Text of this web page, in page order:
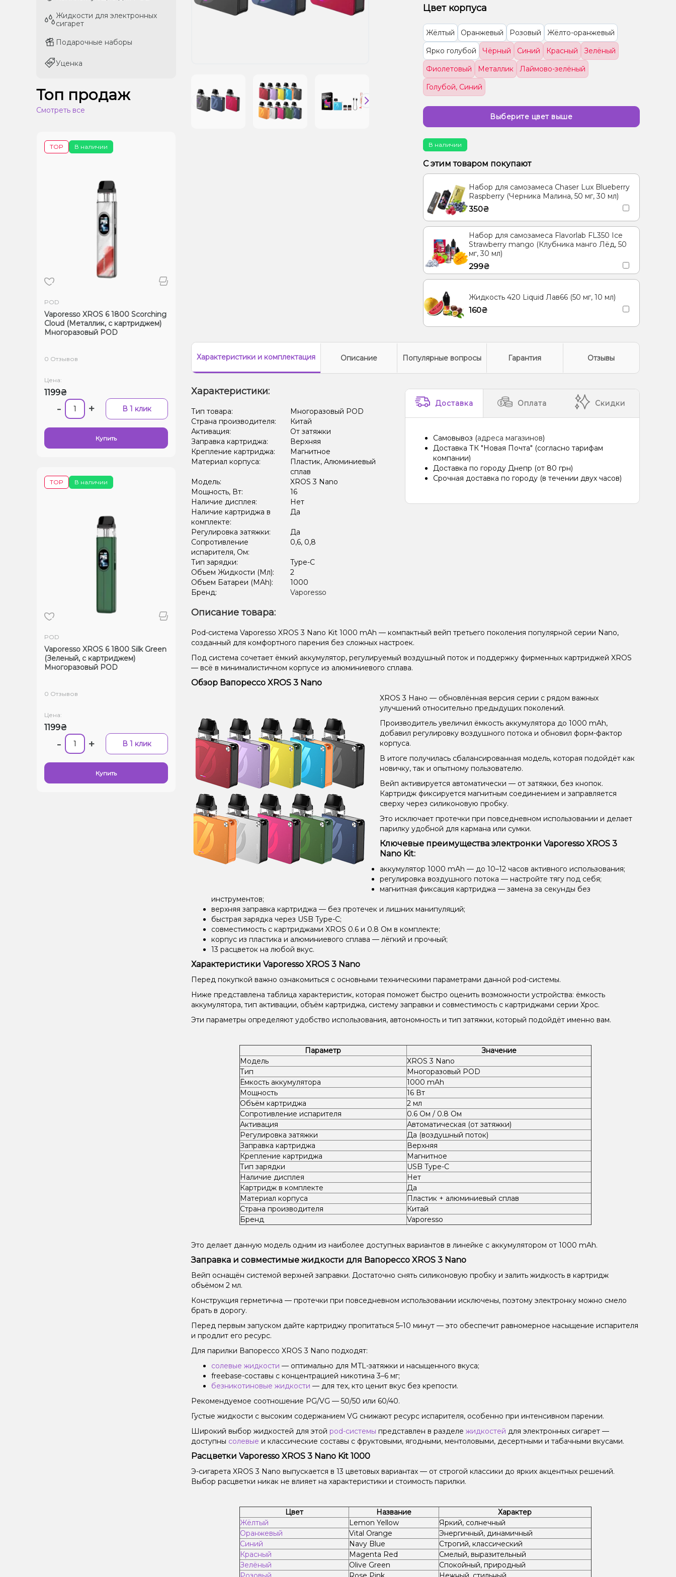
Жидкости для электронных
сигарет
Подарочные наборы
Уценка
Жидкости для электронных
сигарет
Подарочные наборы
Уценка
Топ продаж
Смотреть все
В наличии
TOP
POD
Vaporesso XROS 6 1800 Scorching
Cloud (Металлик, с картриджем)
Многоразовый POD
0 Отзывов
Цена:
1199₴
- + В 1 клик
Купить
В наличии
TOP
POD
Vaporesso XROS 6 1800 Silk Green
(Зеленый, с картриджем)
Многоразовый POD
0 Отзывов
Цена:
1199₴
- + В 1 клик
Купить
Цвет корпуса
Жёлтый Оранжевый Розовый
Жёлто-оранжевый
Ярко голубой
Чёрный Синий Красный
Зелёный
Фиолетовый
Металлик
Лаймово-зелёный
Голубой, Синий
Выберите цвет выше
В наличии
С этим товаром покупают
Набор для самозамеса Chaser Lux Blueberry
Raspberry (Черника Малина, 50 мг, 30 мл)
350₴
Набор для самозамеса Flavorlab FL350 Ice
Strawberry mango (Клубника манго Лёд, 50
мг, 30 мл)
299₴
Жидкость 420 Liquid Лав66 (50 мг, 10 мл)
160₴
Характеристикии комплектация Описание Популярные вопросы Гарантия Отзывы
Характеристики:
Тип товара:
Многоразовый POD
Страна производителя:
Китай
Активация:
От затяжки
Заправка картриджа:
Верхняя
Крепление картриджа:
Магнитное
Материал корпуса:
Пластик, Алюминиевый
сплав
Модель:
XROS 3 Nano
Мощность, Вт:
16
Наличие дисплея:
Нет
Наличие картриджа в
комплекте:
Да
Регулировка затяжки:
Да
Сопротивление
испарителя, Ом:
0,6, 0,8
Тип зарядки:
Type-C
Объем Жидкости (Мл):
2
Объем Батареи (MAh):
1000
Бренд:
Vaporesso
Доставка Оплата Скидки
Самовывоз (адреса магазинов)
Доставка ТК "Новая Почта" (согласно тарифам
компании)
Доставка по городу Днепр (от 80 грн)
Срочная доставка по городу (в течении двух часов)
Описание товара:
Pod-система Vaporesso XROS 3 Nano Kit 1000 mAh — компактный вейп третьего поколения популярной серии Nano,
созданный для комфортного парения без сложных настроек.
Под система сочетает ёмкий аккумулятор, регулируемый воздушный поток и поддержку фирменных картриджей XROS
— всё в минималистичном корпусе из алюминиевого сплава.
Обзор Вапорессо XROS 3 Nano
XROS 3 Нано — обновлённая версия серии с рядом важных
улучшений относительно предыдущих поколений.
Производитель увеличил ёмкость аккумулятора до 1000 mAh,
добавил регулировку воздушного потока и обновил форм-фактор
корпуса.
В итоге получилась сбалансированная модель, которая подойдёт как
новичку, так и опытному пользователю.
Вейп активируется автоматически — от затяжки, без кнопок.
Картридж фиксируется магнитным соединением и заправляется
сверху через силиконовую пробку.
Это исключает протечки при повседневном использовании и делает
парилку удобной для кармана или сумки.
Ключевые преимущества электронки Vaporesso XROS 3
Nano Kit:
аккумулятор 1000 mAh — до 10–12 часов активного использования;
регулировка воздушного потока — настройте тягу под себя;
магнитная фиксация картриджа — замена за секунды без
инструментов;
верхняя заправка картриджа — без протечек и лишних манипуляций;
быстрая зарядка через USB Type-C;
совместимость с картриджами XROS 0.6 и 0.8 Ом в комплекте;
корпус из пластика и алюминиевого сплава — лёгкий и прочный;
13 расцветок на любой вкус.
Характеристики Vaporesso XROS 3 Nano
Перед покупкой важно ознакомиться с основными техническими параметрами данной pod-системы.
Ниже представлена таблица характеристик, которая поможет быстро оценить возможности устройства: ёмкость
аккумулятора, тип активации, объём картриджа, систему заправки и совместимость с картриджами серии Хрос.
Эти параметры определяют удобство использования, автономность и тип затяжки, который подойдёт именно вам.
Параметр
Значение
Модель
XROS 3 Nano
Тип
Многоразовый POD
Ёмкость аккумулятора
1000 mAh
Мощность
16 Вт
Объём картриджа
2 мл
Сопротивление испарителя
0.6 Ом / 0.8 Ом
Активация
Автоматическая (от затяжки)
Регулировка затяжки
Да (воздушный поток)
Заправка картриджа
Верхняя
Крепление картриджа
Магнитное
Тип зарядки
USB Type-C
Наличие дисплея
Нет
Картридж в комплекте
Да
Материал корпуса
Пластик + алюминиевый сплав
Страна производителя
Китай
Бренд
Vaporesso
Это делает данную модель одним из наиболее доступных вариантов в линейке с аккумулятором от 1000 mAh.
Заправка и совместимые жидкости для Вапорессо XROS 3 Nano
Вейп оснащён системой верхней заправки. Достаточно снять силиконовую пробку и залить жидкость в картридж
объёмом 2 мл.
Конструкция герметична — протечки при повседневном использовании исключены, поэтому электронку можно смело
брать в дорогу.
Перед первым запуском дайте картриджу пропитаться 5–10 минут — это обеспечит равномерное насыщение испарителя
и продлит его ресурс.
Для парилки Вапорессо XROS 3 Nano подходят:
солевые жидкости — оптимально для MTL-затяжки и насыщенного вкуса;
freebase-составы с концентрацией никотина 3–6 мг;
безникотиновые жидкости — для тех, кто ценит вкус без крепости.
Рекомендуемое соотношение PG/VG — 50/50 или 60/40.
Густые жидкости с высоким содержанием VG снижают ресурс испарителя, особенно при интенсивном парении.
Широкий выбор жидкостей для этой pod-системы представлен в разделе жидкостей для электронных сигарет —
доступны солевые и классические составы с фруктовыми, ягодными, ментоловыми, десертными и табачными вкусами.
Расцветки Vaporesso XROS 3 Nano Kit 1000
Э-сигарета XROS 3 Nano выпускается в 13 цветовых вариантах — от строгой классики до ярких акцентных решений.
Выбор расцветки никак не влияет на характеристики и стоимость парилки.
Цвет Название
Характер
Жёлтый
Lemon Yellow
Яркий, солнечный
Оранжевый
Vital Orange
Энергичный, динамичный
Синий
Navy Blue
Строгий, классический
Красный
Magenta Red
Смелый, выразительный
Зелёный
Olive Green
Спокойный, природный